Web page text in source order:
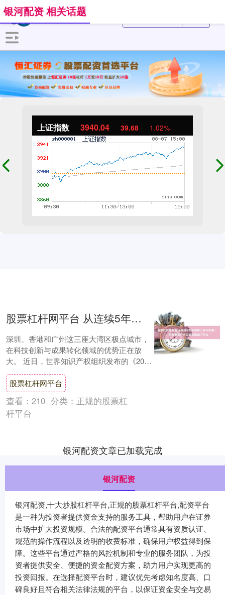
上证指数 3940.04 39.68 1.02%
银河配资 相关话题
股票杠杆网平台 从连续5年全球第二到今年第一，深圳香港广州三城创新做了什么
深圳、香港和广州这三座大湾区极点城市，
在科技创新与成果转化领域的优势正在放
大。 近日，世界知识产权组织发布的《2025
年全球创新指数》显示，深圳-香港-广州创
新....
股票杠杆网平台
查看： 210 分类： 正规的股票杠
杆平台
银河配资文章已加载完成
银河配资
银河配资,十大炒股杠杆平台,正规的股票杠杆平台,配资平台
是一种为投资者提供资金支持的服务工具，帮助用户在证券
市场中扩大投资规模。合法的配资平台通常具有资质认证、
规范的操作流程以及透明的收费标准，确保用户权益得到保
障。这些平台通过严格的风控机制和专业的服务团队，为投
资者提供安全、便捷的资金配资方案，助力用户实现更高的
投资回报。在选择配资平台时，建议优先考虑知名度高、口
碑良好且符合相关法律法规的平台，以保证资金安全与交易